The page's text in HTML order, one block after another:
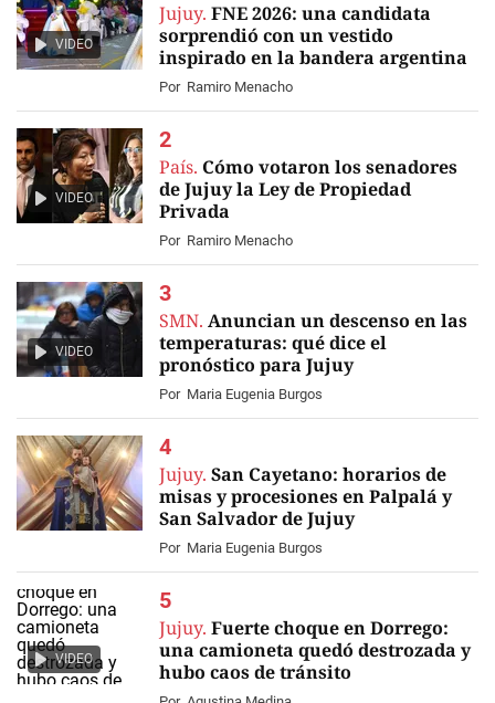
VIDEO
Jujuy. FNE 2026: una candidata
sorprendió con un vestido
inspirado en la bandera argentina
Por Ramiro Menacho
VIDEO
País. Cómo votaron los senadores
de Jujuy la Ley de Propiedad
Privada
Por Ramiro Menacho
VIDEO
SMN. Anuncian un descenso en las
temperaturas: qué dice el
pronóstico para Jujuy
Por Maria Eugenia Burgos
Jujuy. San Cayetano: horarios de
misas y procesiones en Palpalá y
San Salvador de Jujuy
Por Maria Eugenia Burgos
VIDEO
Jujuy. Fuerte choque en Dorrego:
una camioneta quedó destrozada y
hubo caos de tránsito